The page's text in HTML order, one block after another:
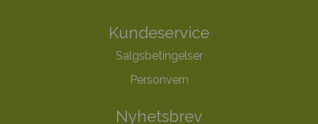
Kundeservice
Salgsbetingelser
Personvern
Nyhetsbrev